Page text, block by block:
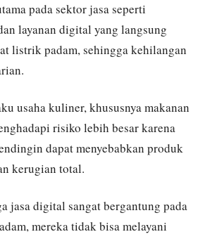
pada sektor jasa seperti
layanan digital yang langsung
listrik padam, sehingga kehilangan
usaha kuliner, khususnya makanan
risiko lebih besar karena
dapat menyebabkan produk
kerugian total.
jasa digital sangat bergantung pada
mereka tidak bisa melayani